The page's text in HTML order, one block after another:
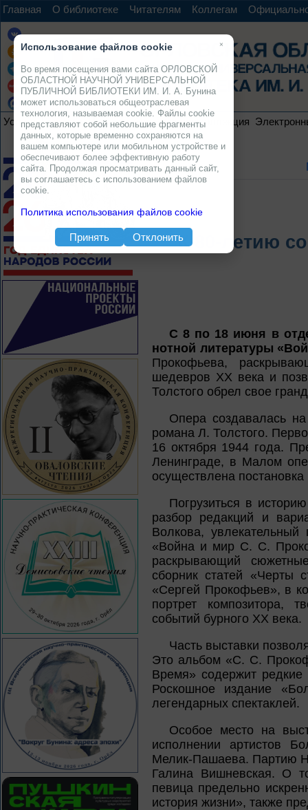
Главная О библиотеке Читателям Коллегам
Услуги Ресурсы Проекты Электронная коллекция
К 80-летию
С 8 по 18 июня в
нотной литературы
Прокофьева,
шедевров XX века и
Толстого обрел свое
Опера создавалась
романа Л. Толстого.
16 октября 1944 года.
Ленинграде, в Малом
осуществлена
Погрузиться в
разбор редакций и
Волкова, увлекательный
«Война и мир С. С.
раскрывающий
сборник статей «Черты
«Сергей Прокофьев», в
портрет композитора,
событий бурного XX века.
Часть выставки
Это альбом «С. С.
Время» содержит
Роскошное издание
легендарных спектаклей.
Особое место на
исполнении артистов
Мелик-Пашаева. Партию
Галина Вишневская. О
певица предельно
история жизни», также
×
Использование файлов cookie
Во время посещения вами сайта ОРЛОВСКОЙ
ОБЛАСТНОЙ НАУЧНОЙ УНИВЕРСАЛЬНОЙ
ПУБЛИЧНОЙ БИБЛИОТЕКИ ИМ. И. А. Бунина
может использоваться общеотраслевая
технология, называемая cookie. Файлы cookie
представляют собой небольшие фрагменты
данных, которые временно сохраняются на
вашем компьютере или мобильном устройстве и
обеспечивают более эффективную работу
сайта. Продолжая просматривать данный сайт,
вы соглашаетесь с использованием файлов
cookie.
Политика использования файлов cookie
Принять Отклонить